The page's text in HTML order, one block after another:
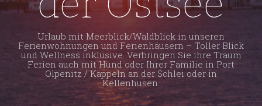
Urlaub mit Meerblick/Waldblick in unseren
Ferienwohnungen und Ferienhäusern – Toller Blick
und Wellness inklusive. Verbringen Sie ihre Traum
Ferien auch mit Hund oder Ihrer Familie in Port
Olpenitz / Kappeln an der Schlei oder in
Kellenhusen.